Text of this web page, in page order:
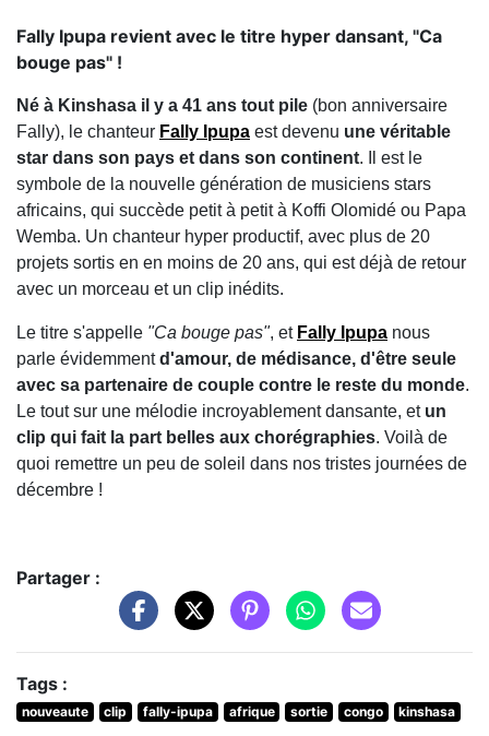
Fally Ipupa revient avec le titre hyper dansant, "Ca
bouge pas" !
Né à Kinshasa il y a 41 ans tout pile (bon anniversaire
Fally), le chanteur Fally Ipupa est devenu une véritable
star dans son pays et dans son continent. Il est le
symbole de la nouvelle génération de musiciens stars
africains, qui succède petit à petit à Koffi Olomidé ou Papa
Wemba. Un chanteur hyper productif, avec plus de 20
projets sortis en en moins de 20 ans, qui est déjà de retour
avec un morceau et un clip inédits.
Le titre s'appelle "Ca bouge pas", et Fally Ipupa nous
parle évidemmentd'amour, de médisance, d'être seule
avec sa partenaire de couple contre le reste du monde.
Le tout sur une mélodie incroyablement dansante, et un
clip qui fait la part belles aux chorégraphies. Voilà de
quoi remettre un peu de soleil dans nos tristes journées de
décembre !
Partager :
Tags :
nouveaute clip fally-ipupa afrique sortie congo kinshasa